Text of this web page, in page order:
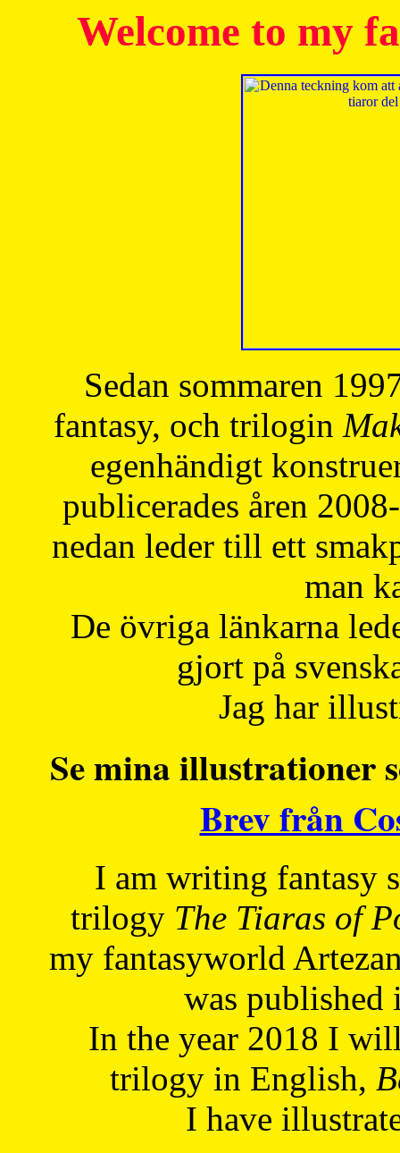
Welcome to my
Sedan sommaren
fantasy, och trilogin
egenhändigt
publicerades åren
nedan leder till ett
man
De övriga länkarna
gjort på
Jag har
Se mina illustrationer
Brev från
I am writing fantasy
trilogy The Tiaras of
my fantasyworld
was published
In the year 2018 I
trilogy in English,
I have